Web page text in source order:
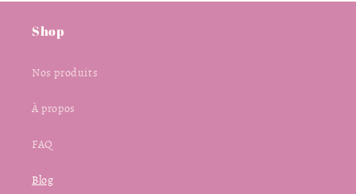
Shop
Nos produits
À propos
FAQ
Blog